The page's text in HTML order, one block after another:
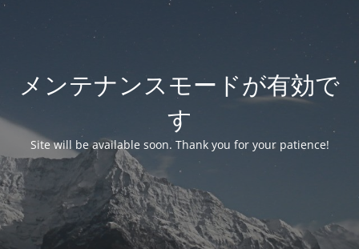
メンテナンスモードが有効で
す
Site will be available soon. Thank you for your patience!